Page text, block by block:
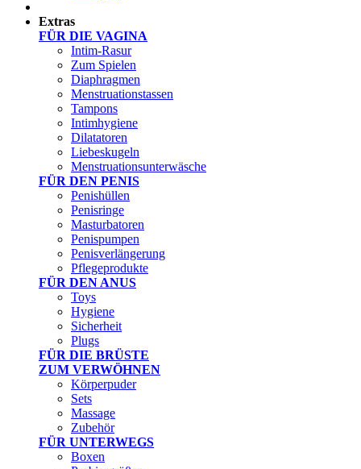
Extras
FÜR DIE VAGINA
Intim-Rasur
Zum Spielen
Diaphragmen
Menstruationstassen
Tampons
Intimhygiene
Dilatatoren
Liebeskugeln
Menstruationsunterwäsche
FÜR DEN PENIS
Penishüllen
Penisringe
Masturbatoren
Penispumpen
Penisverlängerung
Pflegeprodukte
FÜR DEN ANUS
Toys
Hygiene
Sicherheit
Plugs
FÜR DIE BRÜSTE
ZUM VERWÖHNEN
Körperpuder
Sets
Massage
Zubehör
FÜR UNTERWEGS
Boxen